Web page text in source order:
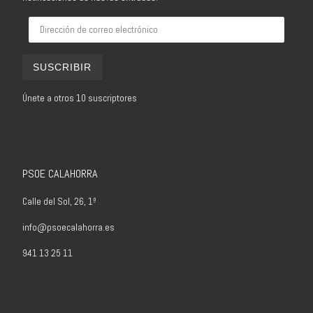
SUSCRIBIR
Únete a otros 10 suscriptores
PSOE CALAHORRA
Calle del Sol, 26, 1º
info@psoecalahorra.es
941 13 25 11